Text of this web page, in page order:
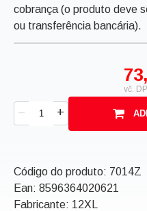
cobrança (o produto deve
ou transferência bancária).
vč.
– +
Código do produto: 7014Z
Ean:8596364020621
Fabricante: 12XL